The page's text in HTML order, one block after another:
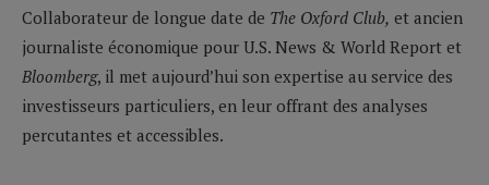
Collaborateur de longue date de The Oxford Club, et ancien
journaliste économique pour U.S. News & World Report et
Bloomberg, il met aujourd’hui son expertise au service des
investisseurs particuliers, en leur offrant des analyses
percutantes et accessibles.